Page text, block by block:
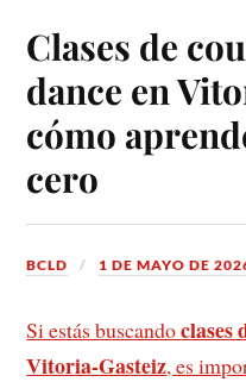
Clases de
dance en
cómo
cero
BCLD 1 DE MAYO DE
Si estás buscandoclases
Vitoria-Gasteiz, es